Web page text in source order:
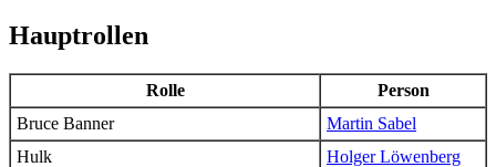
Hauptrollen
Rolle
Person
Bruce Banner
Martin Sabel
Hulk
Holger Löwenberg